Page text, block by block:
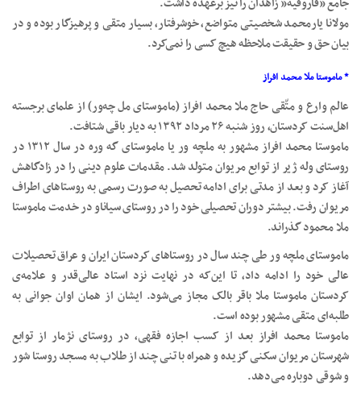
مولانا یارمحمد شخصیتی متواضع، خوش‏رفتار، بسیار متقی و پرهیزگار بوده و در
بیان حق و حقیقت ملاحظه هیچ کسی را نمی‌کرد.
* ماموستا ملا محمد افراز
عالم وارع و متّقی حاج ملا محمد افراز (ماموستای مل چه‌ور) از علمای برجسته
اهل‌سنت کردستان، روز شنبه ۲۶ مرداد ۱۳۹۲ به دیار باقی شتافت.
ماموستا محمد افراز مشهور به ملچه ور یا ماموستای گه وره در سال ۱۳۱۲ در
روستای وله ژیر از توابع مریوان متولد شد. مقدمات علوم دینی را در زادگاهش
آغاز کرد و بعد از مدتی برای ادامه تحصیل به صورت رسمی به روستاهای اطراف
مریوان رفت. بیشتر دوران تحصیلی خود را در روستای سیاناو در خدمت ماموستا
ملا محمود گذراند.
ماموستای ملچه ور طی چند سال در روستاهای کردستان ایران و عراق تحصیلات
عالی خود را ادامه داد، تا این‌که در نهایت نزد استاد عالی‌قدر و علامه‌ی
کردستان ماموستا ملا باقر بالک مجاز می‌شود. ایشان از همان اوان جوانی به
طلبه‌ای متقی مشهور بوده است.
ماموستا محمد افراز بعد از کسب اجازه فقهی، در روستای نژمار از توابع
شهرستان مریوان سکنی گزیده و همراه با تنی چند از طلاب به مسجد روستا شور
و شوقی دوباره می‌دهد.